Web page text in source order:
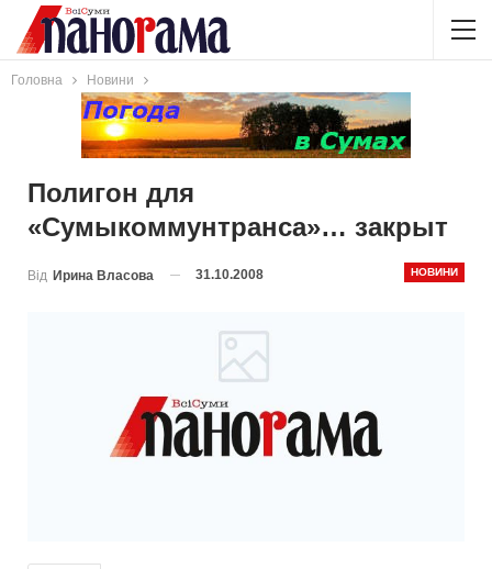
Головна Новини
Полигон для
«Сумыкоммунтранса»… закрыт
НОВИНИ
Від Ирина Власова 31.10.2008